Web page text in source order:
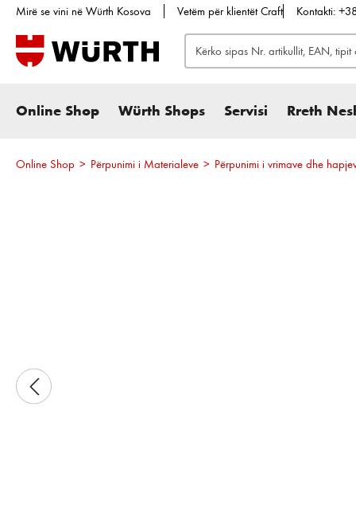
kërkimi Kalo te navigimi kryesor
Mirë se vini në Würth Kosova Vetëm për klientët Craft Kontakti:
Online Shop Würth Shops Servisi Rreth
Online Shop > Përpunimi i Materialeve > Përpunimi i vrimave dhe